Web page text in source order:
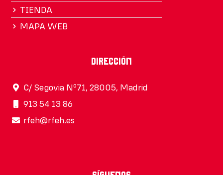
TIENDA
MAPA WEB
Dirección
C/ Segovia Nº71, 28005, Madrid
913 54 13 86
rfeh@rfeh.es